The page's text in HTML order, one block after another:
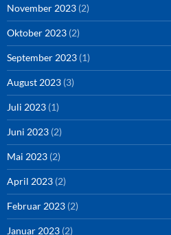
November 2023 (2)
Oktober 2023 (2)
September 2023 (1)
August 2023 (3)
Juli 2023 (1)
Juni 2023 (2)
Mai 2023 (2)
April 2023 (2)
Februar 2023 (2)
Januar 2023 (2)